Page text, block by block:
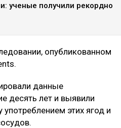
ученые получили рекордно
опубликованном
данные
десять лет и выявили
этих ягод и